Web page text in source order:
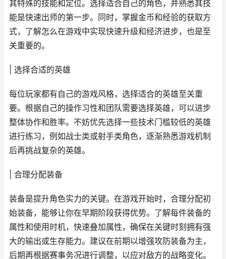
其特殊的技能和定位。选择适合自己的角色，并熟悉其技
能是快速出师的第一步。同时，掌握金币和经验的获取方
式，了解怎么在游戏中实现快速升级和经济进步，也是至
关重要的。
| 选择合适的英雄
每位玩家都有自己的游戏风格，选择适合的英雄至关重
要。根据自己的操作习性和团队需要选择英雄，可以进步
整体协作和胜率。不妨优先选择一些技术门槛较低的英雄
进行练习，例如战士类或射手类角色，逐渐熟悉游戏机制
后再挑战复杂的英雄。
| 合理分配装备
装备是提升角色实力的关键。在游戏开始时，合理分配初
始装备，能够让你在早期阶段获得优势。了解每件装备的
属性和使用时机，快速叠加属性，确保在关键时刻拥有强
大的输出或生存能力。建议在前期以增强攻防装备为主，
后期再根据赛事务况进行调整，以应对敌方的战略变化。